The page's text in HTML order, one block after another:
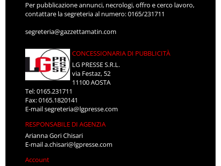
Per pubblicazione annunci, necrologi, offro e cerco lavoro,
contattare la segreteria al numero: 0165/231711
segreteria@gazzettamatin.com
CONCESSIONARIA DI PUBBLICITÀ
LG PRESSE S.R.L.
via Festaz, 52
11100 AOSTA
Tel: 0165.231711
Fax: 0165.1820141
E-mailsegreteria@lgpresse.com
RESPONSABILE DI AGENZIA
Arianna Gori Chisari
E-maila.chisari@lgpresse.com
Account